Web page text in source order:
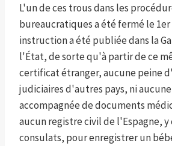
L'un de ces trous dans les
bureaucratiques a été fermé le
instruction a été publiée dans la
l'État, de sorte qu'à partir de ce
certificat étranger, aucune peine
judiciaires d'autres pays, ni
accompagnée de documents
aucun registre civil de l'Espagne,
consulats, pour enregistrer un